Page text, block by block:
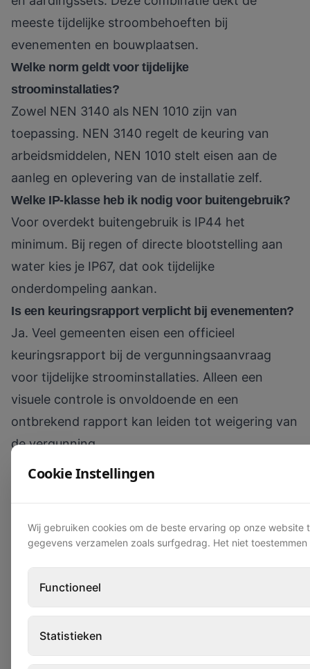
meeste tijdelijke stroombehoeften bij
evenementen en bouwplaatsen.
Welke norm geldt voor tijdelijke
stroominstallaties?
Zowel NEN 3140 als NEN 1010 zijn van
toepassing. NEN 3140 regelt de keuring van
arbeidsmiddelen, NEN 1010 stelt eisen aan de
aanleg en oplevering van de installatie zelf.
Welke IP-klasse heb ik nodig voor buitengebruik?
Voor overdekt buitengebruik is IP44 het
minimum. Bij regen of directe blootstelling aan
water kies je IP67, dat ook tijdelijke
onderdompeling aankan.
Is een keuringsrapport verplicht bij evenementen?
Ja. Veel gemeenten eisen een officieel
keuringsrapport bij de vergunningsaanvraag
voor tijdelijke stroominstallaties. Alleen een
visuele controle is onvoldoende en een
ontbrekend rapport kan leiden tot weigering van
de vergunning.
Wanneer gebruik ik Powerlock in plaats van CEE?
industriële machines of als hoofdaanvoer bij
Stroomvoorziening huren: ultieme gids voor
events en bouw | Blog | Stroomhuren.be
Veilige voorbeelden stroomopstellingen voor
Cookie Instellingen
Wij gebruiken cookies om de beste ervaring op onze
gegevens verzamelen zoals surfgedrag. Het niet
Functioneel
Statistieken